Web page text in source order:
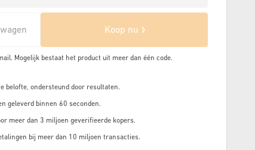
Koop nu
Mogelijk bestaat het product uit meer dan één code.
belofte, ondersteund door resultaten.
geleverd binnen 60 seconden.
meer dan 3 miljoen geverifieerde kopers.
bij meer dan 10 miljoen transacties.